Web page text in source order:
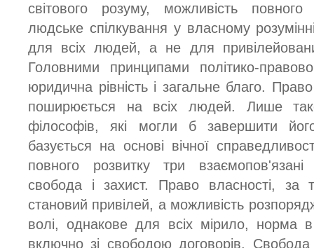
світового розуму, можливість повного
людське спілкування у власному
для всіх людей, а не для
Головними принципами політико-
юридична рівність і загальне благо.
поширюється на всіх людей. Лише
філософів, які могли б завершити
базується на основі вічної
повного розвитку три
свобода і захист. Право власності,
становий привілей, а можливість
волі, однакове для всіх мірило, норма
включно зі свободою договорів. Свобода